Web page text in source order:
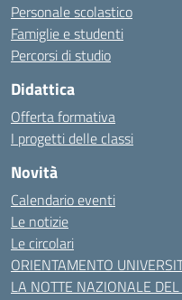
Personale scolastico
Famiglie e studenti
Percorsi di studio
Didattica
Offerta formativa
I progetti delle classi
Novità
Calendario eventi
Le notizie
Le circolari
ORIENTAMENTO
LA NOTTE NAZIONALE